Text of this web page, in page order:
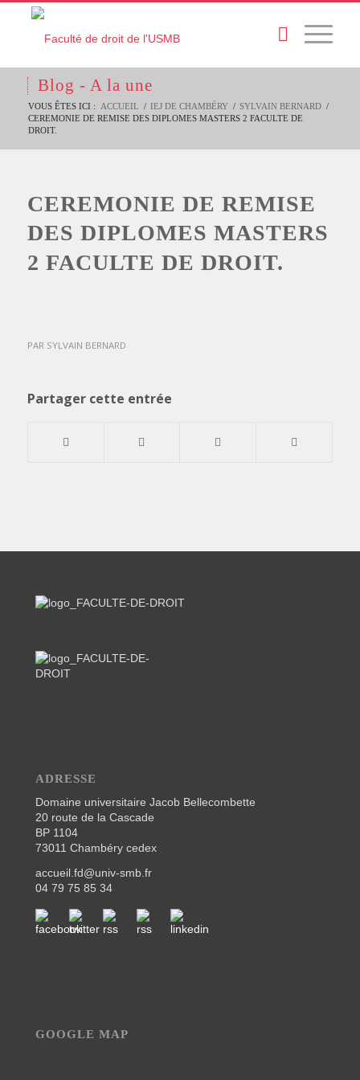
Blog - A la une
VOUS ÊTES ICI : ACCUEIL / IEJ DE CHAMBÉRY / SYLVAIN BERNARD /
CEREMONIE DE REMISE DES DIPLOMES MASTERS 2 FACULTE DE
DROIT.
CEREMONIE DE REMISE
DES DIPLOMES MASTERS
2 FACULTE DE DROIT.
PAR SYLVAIN BERNARD
Partager cette entrée
ADRESSE
Domaine universitaire Jacob Bellecombette
20 route de la Cascade
BP 1104
73011 Chambéry cedex
accueil.fd@univ-smb.fr
04 79 75 85 34
GOOGLE MAP